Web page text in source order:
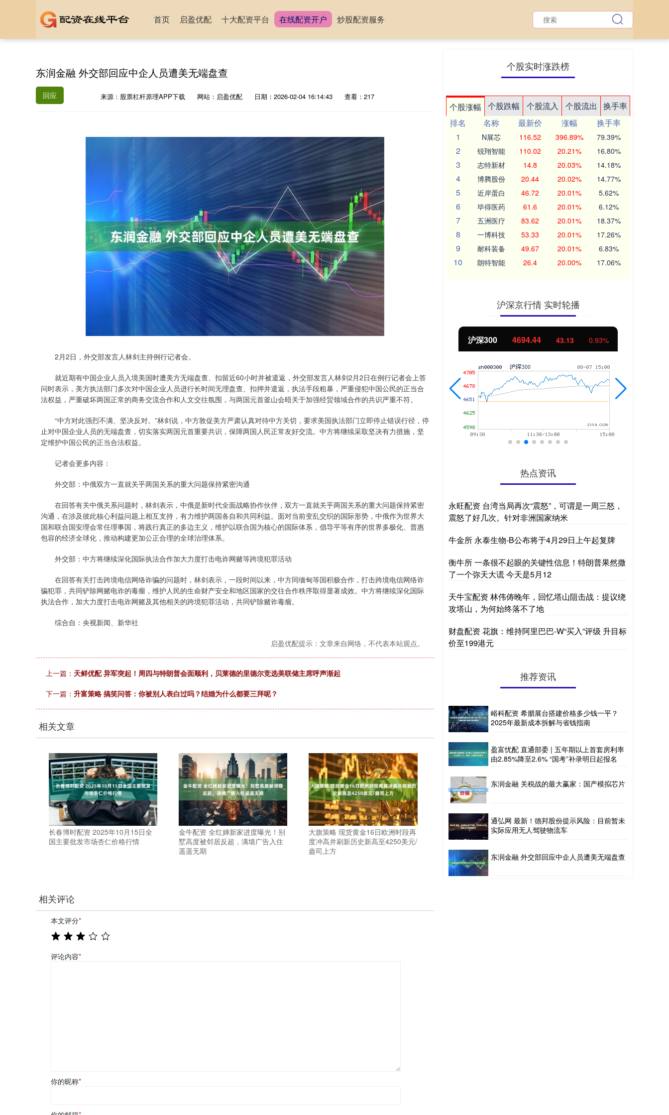
首页 启盈优配 十大配资平台 在线配资开户 炒股配资服务
东润金融 外交部回应中企人员遭美无端盘查
回应 来源：股票杠杆原理APP下载 网站：启盈优配 日期：2026-02-04 16:14:43 查看：217
2月2日，外交部发言人林剑主持例行记者会。
就近期有中国企业人员入境美国时遭美方无端盘查、扣留近60小时并被遣返，外交部发言人林剑2月2日在例行记者会上答
问时表示，美方执法部门多次对中国企业人员进行长时间无理盘查、扣押并遣返，执法手段粗暴，严重侵犯中国公民的正当合
法权益，严重破坏两国正常的商务交流合作和人文交往氛围，与两国元首釜山会晤关于加强经贸领域合作的共识严重不符。
“中方对此强烈不满、坚决反对。”林剑说，中方敦促美方严肃认真对待中方关切，要求美国执法部门立即停止错误行径，停
止对中国企业人员的无端盘查，切实落实两国元首重要共识，保障两国人民正常友好交流。中方将继续采取坚决有力措施，坚
定维护中国公民的正当合法权益。
记者会更多内容：
外交部：中俄双方一直就关乎两国关系的重大问题保持紧密沟通
在回答有关中俄关系问题时，林剑表示，中俄是新时代全面战略协作伙伴，双方一直就关乎两国关系的重大问题保持紧密
沟通，在涉及彼此核心利益问题上相互支持，有力维护两国各自和共同利益。面对当前变乱交织的国际形势，中俄作为世界大
国和联合国安理会常任理事国，将践行真正的多边主义，维护以联合国为核心的国际体系，倡导平等有序的世界多极化、普惠
包容的经济全球化，推动构建更加公正合理的全球治理体系。
外交部：中方将继续深化国际执法合作加大力度打击电诈网赌等跨境犯罪活动
在回答有关打击跨境电信网络诈骗的问题时，林剑表示，一段时间以来，中方同缅甸等国积极合作，打击跨境电信网络诈
骗犯罪，共同铲除网赌电诈的毒瘤，维护人民的生命财产安全和地区国家的交往合作秩序取得显著成效。中方将继续深化国际
执法合作，加大力度打击电诈网赌及其他相关的跨境犯罪活动，共同铲除赌诈毒瘤。
综合自：央视新闻、新华社
启盈优配提示：文章来自网络，不代表本站观点。
上一篇： 天鲜优配 异军突起！周四与特朗普会面顺利，贝莱德的里德尔竞选美联储主席呼声渐起
下一篇： 升富策略 搞笑问答：你被别人表白过吗？结婚为什么都要三拜呢？
相关文章
长春博时配资 2025年10月15日全
国主要批发市场杏仁价格行情
金牛配资 全红婵新家进度曝光！别
墅高度被邻居反超，满墙广告入住
遥遥无期
大旗策略 现货黄金16日欧洲时段再
度冲高并刷新历史新高至4250美元/
盎司上方
相关评论
本文评分*
评论内容*
你的昵称*
个股实时涨跌榜
个股涨幅 个股跌幅 个股流入 个股流出
换手率
排名
名称 最新价 涨幅
换手率
1
N展芯 116.52 396.89% 79.39%
2 锐翔智能 110.02 20.21% 16.80%
3 志特新材 14.8 20.03% 14.18%
4 博腾股份 20.44 20.02% 14.77%
5 近岸蛋白 46.72 20.01% 5.62%
6 毕得医药 61.6 20.01% 6.12%
7 五洲医疗 83.62 20.01% 18.37%
8 一博科技 53.33 20.01% 17.26%
9 耐科装备 49.67 20.01% 6.83%
10 朗特智能 26.4 20.00% 17.06%
沪深京行情 实时轮播
深证成指 14311.01 沪深300 4694.44 北证50 1134.24 11.37 1.01%
热点资讯
永旺配资 台湾当局再次“震怒”，可谓是一周三怒，
震怒了好几次。针对非洲国家纳米
牛金所 永泰生物-B公布将于4月29日上午起复牌
衡牛所 一条很不起眼的关键性信息！特朗普果然撒
了一个弥天大谎 今天是5月12
天牛宝配资 林伟俦晚年，回忆塔山阻击战：提议绕
攻塔山，为何始终落不了地
财盘配资 花旗：维持阿里巴巴-W“买入”评级 升目标
价至199港元
推荐资讯
峪科配资 希腊展台搭建价格多少钱一平？
2025年最新成本拆解与省钱指南
盈富忧配 直通部委 | 五年期以上首套房利率
由2.85%降至2.6% “国考”补录明日起报名
东润金融 关税战的最大赢家：国产模拟芯片
通弘网 最新！德邦股份提示风险：目前暂未
实际应用无人驾驶物流车
东润金融 外交部回应中企人员遭美无端盘查